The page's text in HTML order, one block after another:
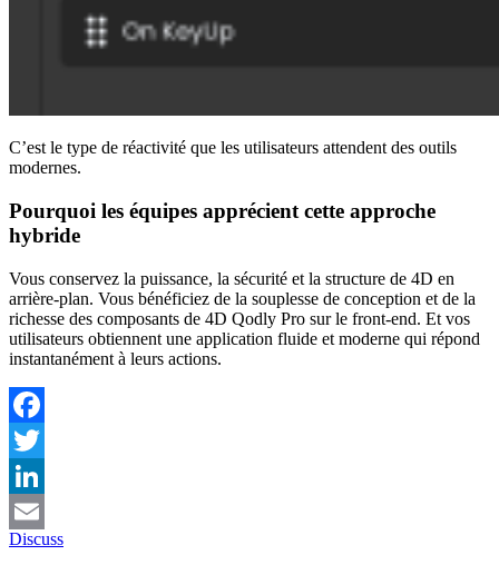
C’est le type de réactivité que les utilisateurs attendent des outils
modernes.
Pourquoi les équipes apprécient cette approche
hybride
Vous conservez la puissance, la sécurité et la structure de 4D en
arrière-plan. Vous bénéficiez de la souplesse de conception et de la
richesse des composants de 4D Qodly Pro sur le front-end. Et vos
utilisateurs obtiennent une application fluide et moderne qui répond
instantanément à leurs actions.
Facebook
Twitter
LinkedIn
Email
Discuss